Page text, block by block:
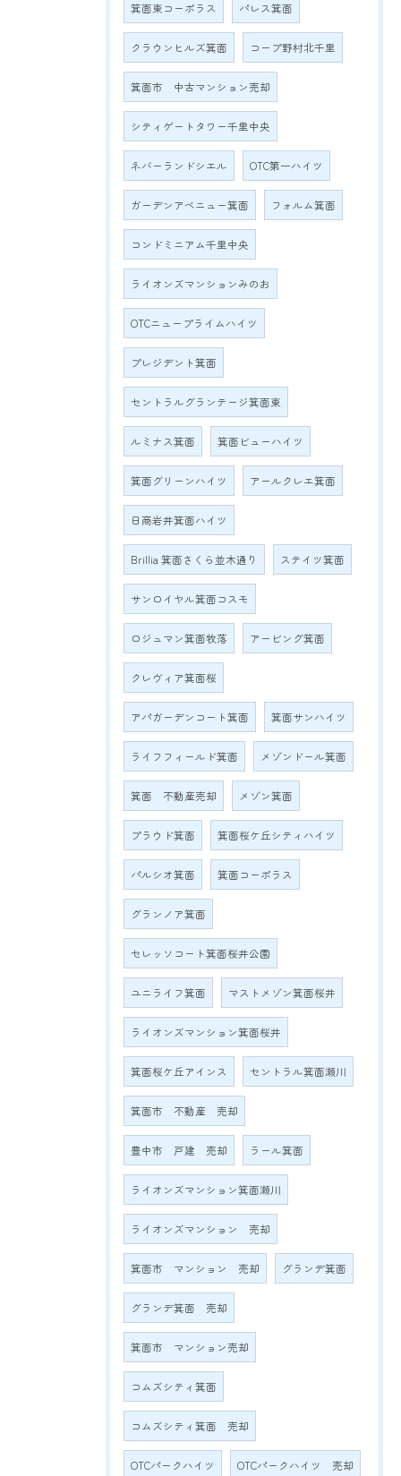
箕面東コーポラス パレス箕面
クラウンヒルズ箕面 コープ野村北千里
箕面市 中古マンション売却
シティゲートタワー千里中央
ネバーランドシエル OTC第一ハイツ
ガーデンアベニュー箕面 フォルム箕面
コンドミニアム千里中央
ライオンズマンションみのお
OTCニュープライムハイツ
プレジデント箕面
セントラルグランテージ箕面東
ルミナス箕面 箕面ビューハイツ
箕面グリーンハイツ アールクレエ箕面
日商岩井箕面ハイツ
Brillia 箕面さくら並木通り ステイツ箕面
サンロイヤル箕面コスモ
ロジュマン箕面牧落 アービング箕面
クレヴィア箕面桜
アパガーデンコート箕面 箕面サンハイツ
ライフフィールド箕面 メゾンドール箕面
箕面 不動産売却 メゾン箕面
プラウド箕面 箕面桜ケ丘シティハイツ
パルシオ箕面 箕面コーポラス
グランノア箕面
セレッソコート箕面桜井公園
ユニライフ箕面 マストメゾン箕面桜井
ライオンズマンション箕面桜井
箕面桜ケ丘アインス セントラル箕面瀬川
箕面市 不動産 売却
豊中市 戸建 売却 ラール箕面
ライオンズマンション箕面瀬川
ライオンズマンション 売却
箕面市 マンション 売却 グランデ箕面
グランデ箕面 売却
箕面市 マンション売却
コムズシティ箕面
コムズシティ箕面 売却
OTCパークハイツ OTCパークハイツ 売却